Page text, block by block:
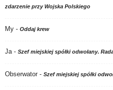
zdarzenie przy Wojska Polskiego
My - Oddaj krew
Ja- Szef miejskiej spółki odwołany.
Obserwator - Szef miejskiej spółki